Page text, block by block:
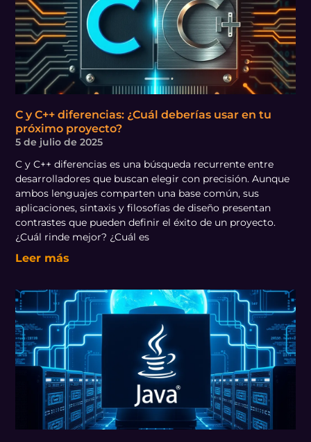
C y C++ diferencias: ¿Cuál deberías usar en tu
próximo proyecto?
5 de julio de 2025
C y C++ diferencias es una búsqueda recurrente entre
desarrolladores que buscan elegir con precisión. Aunque
ambos lenguajes comparten una base común, sus
aplicaciones, sintaxis y filosofías de diseño presentan
contrastes que pueden definir el éxito de un proyecto.
¿Cuál rinde mejor? ¿Cuál es
Leer más